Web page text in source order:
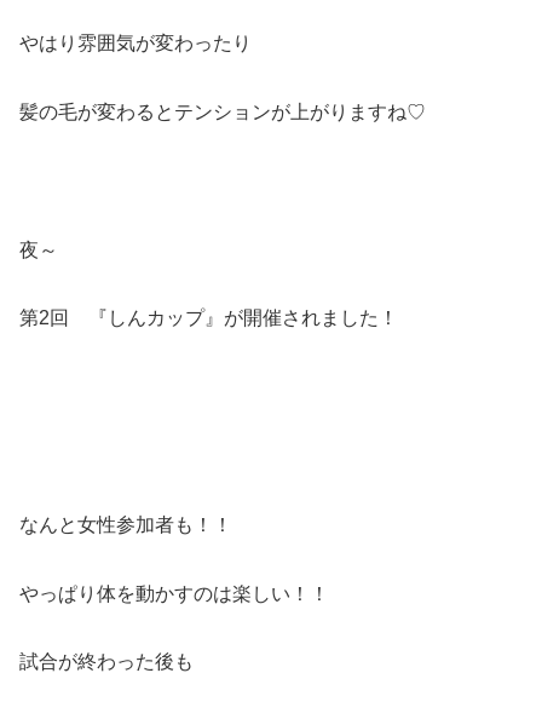
やはり雰囲気が変わったり
髪の毛が変わるとテンションが上がりますね♡
夜～
第2回 『しんカップ』が開催されました！
なんと女性参加者も！！
やっぱり体を動かすのは楽しい！！
試合が終わった後も